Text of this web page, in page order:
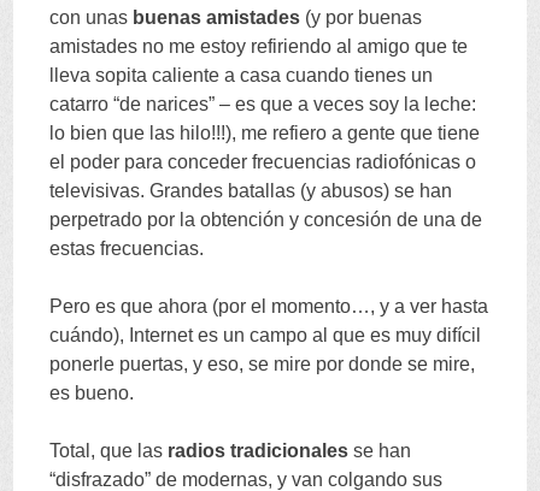
con unas buenas amistades (y por buenas
amistades no me estoy refiriendo al amigo que te
lleva sopita caliente a casa cuando tienes un
catarro “de narices” –es que a veces soy la leche:
lo bien que las hilo!!!), me refiero a gente que tiene
el poder para conceder frecuencias radiofónicas o
televisivas.Grandes batallas (y abusos)se han
perpetrado por la obtención y concesión de una de
estas frecuencias.
Pero es que ahora (por el momento…,y a ver hasta
cuándo), Internet es un campo al que es muy difícil
ponerle puertas,y eso,se mire por donde se mire,
es bueno.
Total ,que las radios tradicionales se han
“disfrazado”de modernas,y van colgando sus